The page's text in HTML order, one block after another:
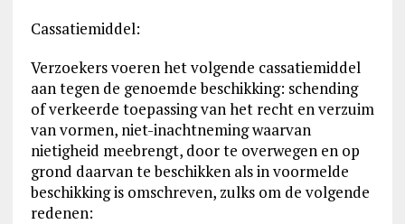
Cassatiemiddel:
Verzoekers voeren het volgende cassatiemiddel
aan tegen de genoemde beschikking: schending
of verkeerde toepassing van het recht en verzuim
van vormen, niet-inachtneming waarvan
nietigheid meebrengt, door te overwegen en op
grond daarvan te beschikken als in voormelde
beschikking is omschreven, zulks om de volgende
redenen: